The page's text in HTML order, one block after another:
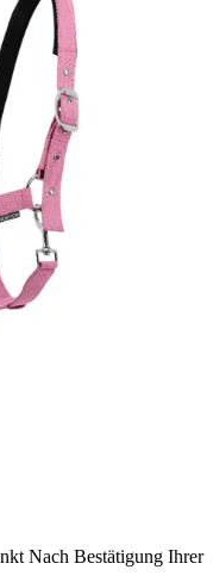
Nach Bestätigung Ihrer